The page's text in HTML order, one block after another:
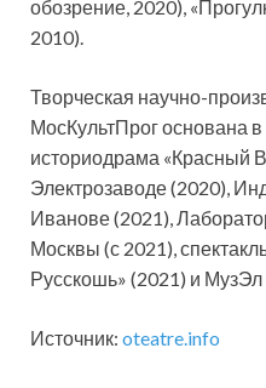
обозрение, 2020),
2010).
Творческая научно-
МосКультПрог основана
историодрама «Красный
Электрозаводе (2020),
Иванове (2021),
Москвы (с 2021),
Русскошь» (2021) и МузЭл
Источник: oteatre.info